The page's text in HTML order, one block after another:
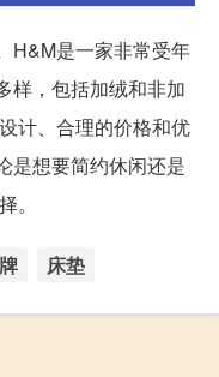
H&M是一家非常受年
样，包括加绒和非加
计、合理的价格和优
是想要简约休闲还是
。
床垫